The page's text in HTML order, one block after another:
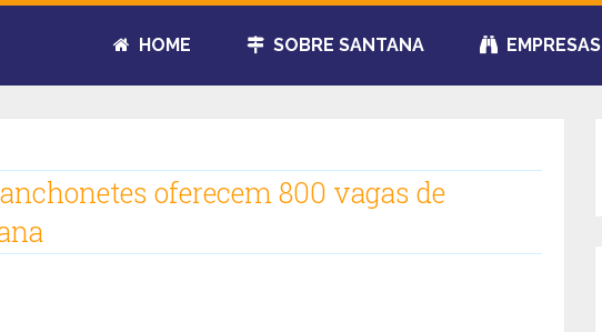
HOME SOBRE SANTANA EMPRESAS
oferecem 800 vagas de